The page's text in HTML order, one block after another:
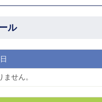
ル
せん。